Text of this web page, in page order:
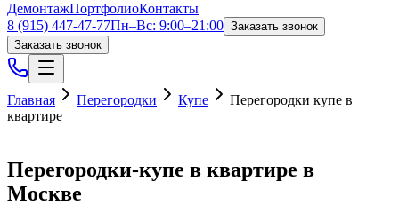
ДемонтажПортфолиоКонтакты
8 (915) 447-47-77Пн–Вс: 9:00–21:00 Заказать звонок
Заказать звонок
Главная Перегородки Купе
Перегородки купе в
квартире
Перегородки-купе в квартире в
Москве